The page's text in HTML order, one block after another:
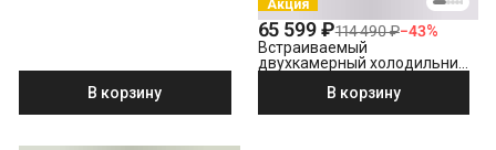
В корзину
Акция
65 599 ₽114 490 ₽−43%
Встраиваемый
двухкамерный холодильник
В корзину